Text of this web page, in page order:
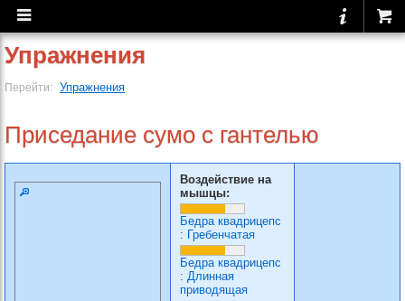
Упражнения
Перейти: Упражнения
Приседание сумо с гантелью
Воздействие на
мышцы:
Бедра квадрицепс
: Гребенчатая
Бедра квадрицепс
: Длинная
приводящая